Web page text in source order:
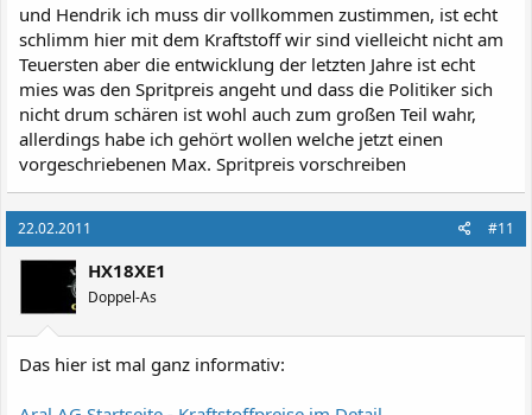
und Hendrik ich muss dir vollkommen zustimmen, ist echt
schlimm hier mit dem Kraftstoff wir sind vielleicht nicht am
Teuersten aber die entwicklung der letzten Jahre ist echt
mies was den Spritpreis angeht und dass die Politiker sich
nicht drum schären ist wohl auch zum großen Teil wahr,
allerdings habe ich gehört wollen welche jetzt einen
vorgeschriebenen Max. Spritpreis vorschreiben
22.02.2011 #11
HX18XE1
Doppel-As
Das hier ist mal ganz informativ: